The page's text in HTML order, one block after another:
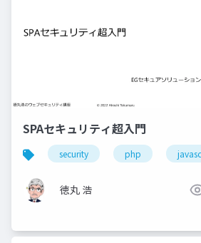
SPAセキュリティ超入門
security php
徳丸 浩